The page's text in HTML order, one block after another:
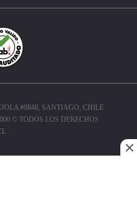
#0848, SANTIAGO, CHILE
© TODOS LOS DERECHOS